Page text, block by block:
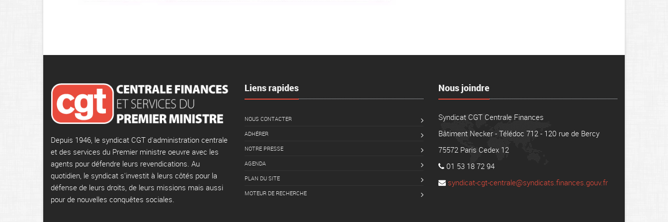
Depuis 1946, le syndicat CGT d'administration centrale
et des services du Premier ministre oeuvre avec les
agents pour défendre leurs revendications. Au
quotidien, le syndicat s'investit à leurs côtés pour la
défense de leurs droits, de leurs missions mais aussi
pour de nouvelles conquêtes sociales.
Liens rapides
NOUS CONTACTER
ADHÉRER
NOTRE PRESSE
AGENDA
PLAN DU SITE
MOTEUR DE RECHERCHE
Nous joindre
Syndicat CGT Centrale Finances
Bâtiment Necker - Télédoc 712 - 120 rue de Bercy
75572 Paris Cedex 12
01 53 18 72 94
syndicat-cgt-centrale@syndicats.finances.gouv.fr